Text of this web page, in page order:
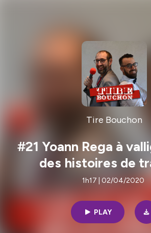
Tire Bouchon
#21 Yoann Rega à
des histoires de
1h17 | 02/04/2020
PLAY